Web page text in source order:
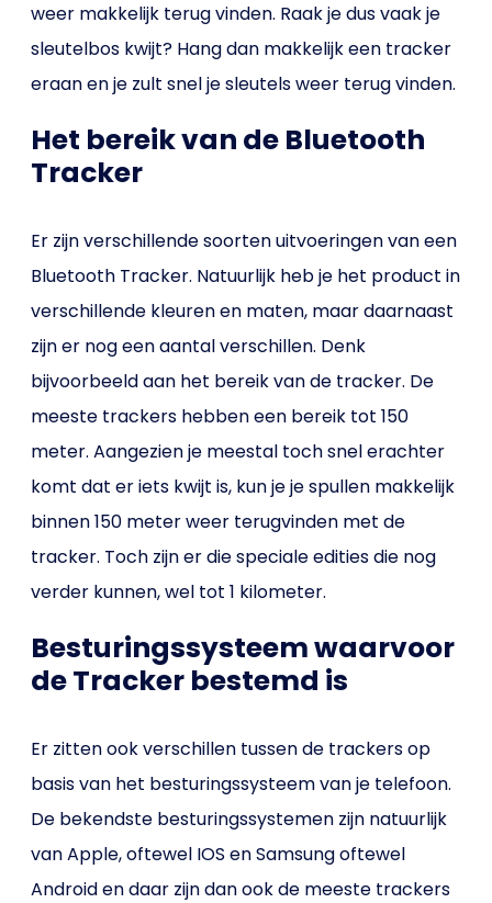
weer makkelijk terug vinden. Raak je dus vaak je
sleutelbos kwijt? Hang dan makkelijk een tracker
eraan en je zult snel je sleutels weer terug vinden.
Het bereik van de Bluetooth
Tracker
Er zijn verschillende soorten uitvoeringen van een
Bluetooth Tracker. Natuurlijk heb je het product in
verschillende kleuren en maten, maar daarnaast
zijn er nog een aantal verschillen. Denk
bijvoorbeeld aan het bereik van de tracker. De
meeste trackers hebben een bereik tot 150
meter. Aangezien je meestal toch snel erachter
komt dat er iets kwijt is, kun je je spullen makkelijk
binnen 150 meter weer terugvinden met de
tracker. Toch zijn er die speciale edities die nog
verder kunnen, wel tot 1 kilometer.
Besturingssysteem waarvoor
de Tracker bestemd is
Er zitten ook verschillen tussen de trackers op
basis van het besturingssysteem van je telefoon.
De bekendste besturingssystemen zijn natuurlijk
van Apple, oftewel IOS en Samsung oftewel
Android en daar zijn dan ook de meeste trackers